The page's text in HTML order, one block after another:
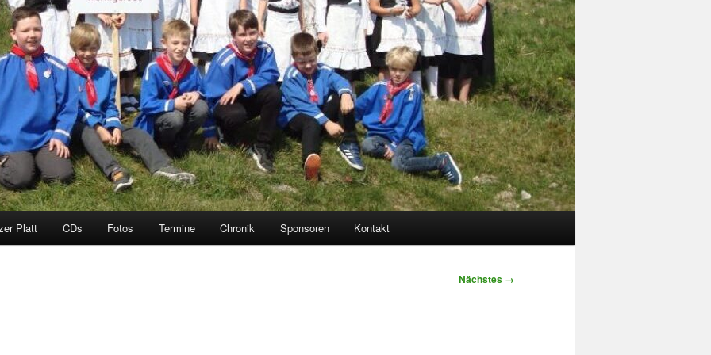
Platt CDs Fotos Termine Chronik Sponsoren Kontakt
Nächstes →